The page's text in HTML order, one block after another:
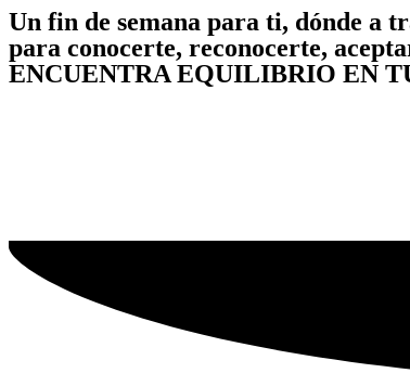
Un fin de semana para ti, dónde a
para conocerte, reconocerte,
ENCUENTRA EQUILIBRIO EN